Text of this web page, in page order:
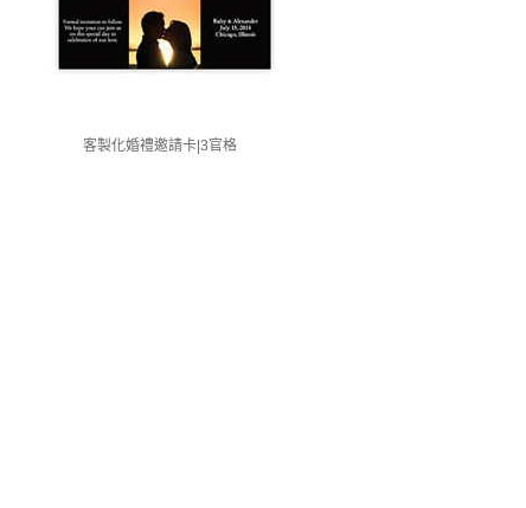
客製化婚禮邀請卡|3官格